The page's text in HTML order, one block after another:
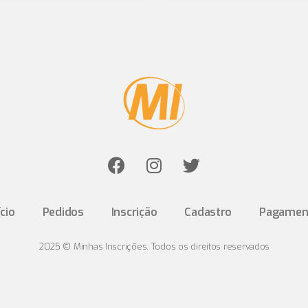
Pedidos Inscrição Cadastro
2025 © Minhas Inscrições. Todos os direitos reservados